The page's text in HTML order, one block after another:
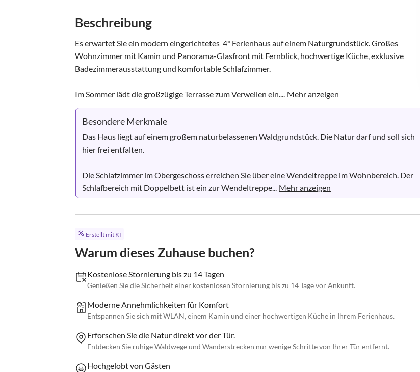
Beschreibung
Es erwartet Sie ein modern eingerichtetes  4* Ferienhaus auf einem Naturgrundstück. Großes
Wohnzimmer mit Kamin und Panorama-Glasfront mit Fernblick, hochwertige Küche, exklusive
Badezimmerausstattung und komfortable Schlafzimmer.
Im Sommer lädt die großzügige Terrasse zum Verweilen ein.... Mehr anzeigen
Besondere Merkmale
Das Haus liegt auf einem großem naturbelassenen Waldgrundstück. Die Natur darf und soll sich
hier frei entfalten.
Die Schlafzimmer im Obergeschoss erreichen Sie über eine Wendeltreppe im Wohnbereich. Der
Schlafbereich mit Doppelbett ist ein zur Wendeltreppe... Mehr anzeigen
Erstellt mit KI
Warum dieses Zuhause buchen?
Kostenlose Stornierung bis zu 14 Tagen
Genießen Sie die Sicherheit einer kostenlosen Stornierung bis zu 14 Tage vor Ankunft.
Moderne Annehmlichkeiten für Komfort
Entspannen Sie sich mit WLAN, einem Kamin und einer hochwertigen Küche in Ihrem Ferienhaus.
Erforschen Sie die Natur direkt vor der Tür.
Entdecken Sie ruhige Waldwege und Wanderstrecken nur wenige Schritte von Ihrer Tür entfernt.
Hochgelobt von Gästen